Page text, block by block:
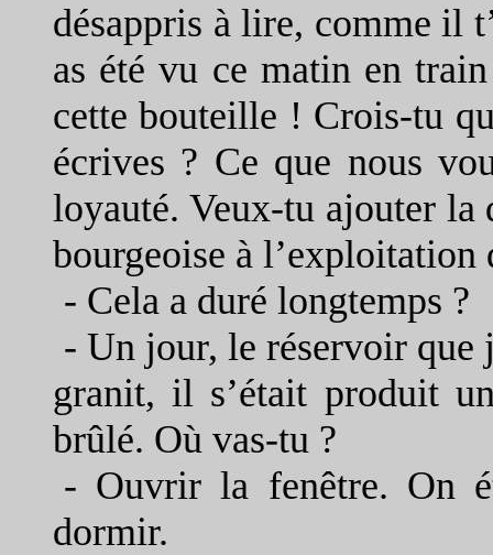
désappris à lire, comme il
as été vu ce matin en
cette bouteille ! Crois-tu
écrives ? Ce que nous
loyauté. Veux-tu ajouter
bourgeoise à l’exploitation
- Cela a duré longtemps ?
- Un jour, le réservoir que
granit, il s’était produit
brûlé. Où vas-tu ?
- Ouvrir la fenêtre. On
dormir.